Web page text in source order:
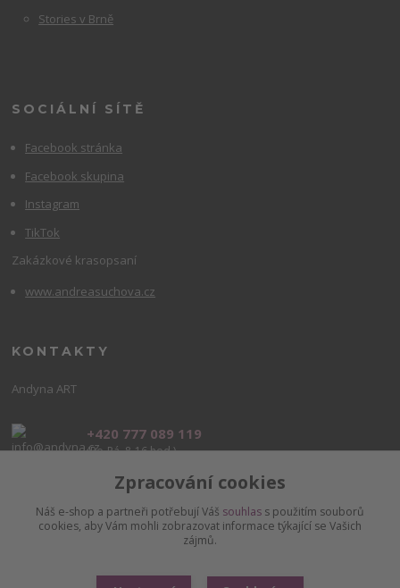
Stories v Brně
SOCIÁLNÍ SÍTĚ
Facebook stránka
Facebook skupina
Instagram
TikTok
Zakázkové krasopsaní
www.andreasuchova.cz
KONTAKTY
Andyna ART
+420 777 089 119
(Po-Pá, 8-16 hod.)
info@andyna.czZpracování cookies
Náš e-shop a partneři potřebují Váš souhlas s použitím souborů
cookies, aby Vám mohli zobrazovat informace týkající se Vašich
zájmů.